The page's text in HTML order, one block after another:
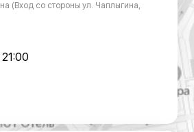
(Вход со стороны ул. Чаплыгина,